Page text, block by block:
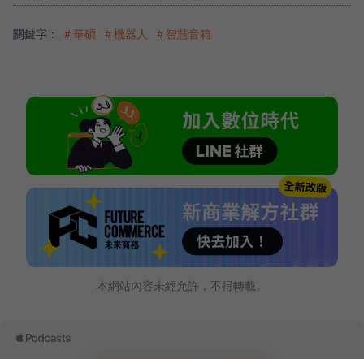
關鍵字： ＃華碩 ＃機器人 ＃智慧音箱
本網站內容未經允許，不得轉載。